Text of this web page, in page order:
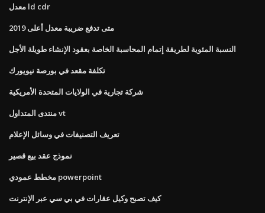
معدل ld cdr
متى تدفع ضريبة معدل أعلى 2019
النسبة المئوية لطريقة إتمام المحاسبة الخاصة بعقود الإنشاء طويلة الأجل
تكلفة مقعد في بورصة نيويورك
شركة تجارية في الولايات المتحدة الأمريكية
منتدى المتداول vt
تعريف التصنيفات في وسائل الإعلام
نموذج عقد بيع قصير
مخطط عمودي powerpoint
كيف تصبح وكيل عقارات في بي سي عبر الإنترنت